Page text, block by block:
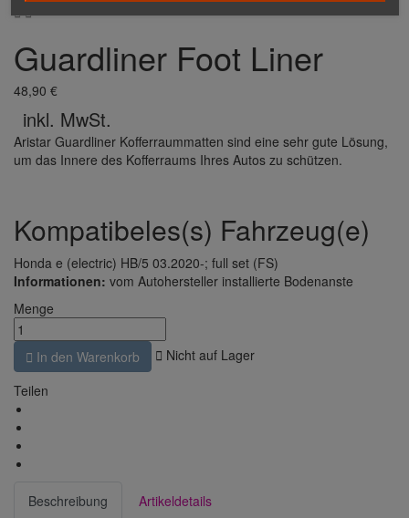
 
Guardliner Foot Liner
48,90 €
inkl. MwSt.
Aristar Guardliner Kofferraummatten sind eine sehr gute Lösung,
um das Innere des Kofferraums Ihres Autos zu schützen.
Kompatibeles(s) Fahrzeug(e)
Honda e (electric) HB/5 03.2020-; full set (FS)
Informationen: vom Autohersteller installierte Bodenanste
Menge
 In den Warenkorb  Nicht auf Lager
Teilen
Beschreibung
Artikeldetails